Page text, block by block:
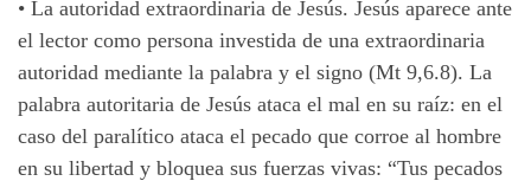
• La autoridad extraordinaria de Jesús. Jesús aparece ante
el lector como persona investida de una extraordinaria
autoridad mediante la palabra y el signo (Mt 9,6.8). La
palabra autoritaria de Jesús ataca el mal en su raíz: en el
caso del paralítico ataca el pecado que corroe al hombre
en su libertad y bloquea sus fuerzas vivas: “Tus pecados